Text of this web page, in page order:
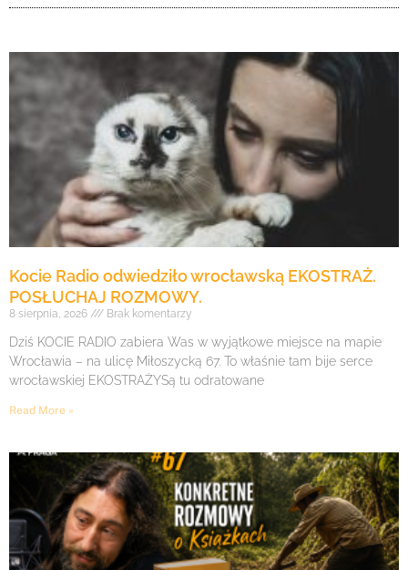
Kocie Radio odwiedziło wrocławską EKOSTRAŻ.
POSŁUCHAJ ROZMOWY.
8 sierpnia, 2026 Brak komentarzy
Dziś KOCIE RADIO zabiera Was w wyjątkowe miejsce na mapie
Wrocławia – na ulicę Miłoszycką 67. To właśnie tam bije serce
wrocławskiej EKOSTRAŻYSą tu odratowane
Read More »